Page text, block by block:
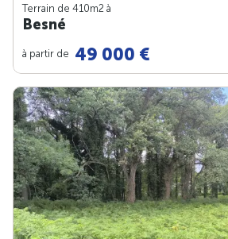
Terrain de 410m2 à
Besné
à partir de 49 000 €